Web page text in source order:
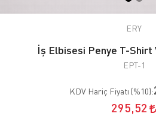
ERY
İş Elbisesi Penye T-Shirt
EPT-1
KDV Hariç Fiyatı (%10):
295,52